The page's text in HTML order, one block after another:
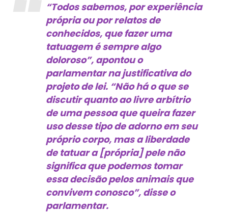
“Todos sabemos, por experiência
própria ou por relatos de
conhecidos, que fazer uma
tatuagem é sempre algo
doloroso”, apontou o
parlamentar na justificativa do
projeto de lei. “Não há o que se
discutir quanto ao livre arbítrio
de uma pessoa que queira fazer
uso desse tipo de adorno em seu
próprio corpo, mas a liberdade
de tatuar a [própria] pele não
significa que podemos tomar
essa decisão pelos animais que
convivem conosco”, disse o
parlamentar.